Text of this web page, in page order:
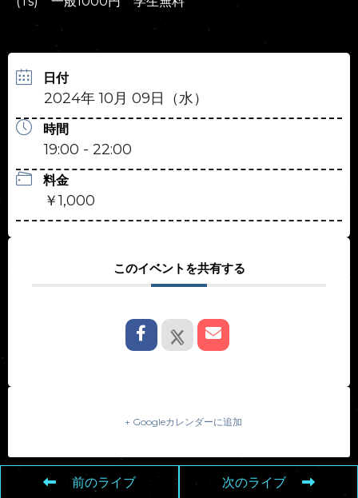
日付
2024年 10月 09日（水）
時間
19:00 - 22:00
料金
￥1,000
このイベントを共有する
+ Googleカレンダーに追加
前のライブ 次のライブ